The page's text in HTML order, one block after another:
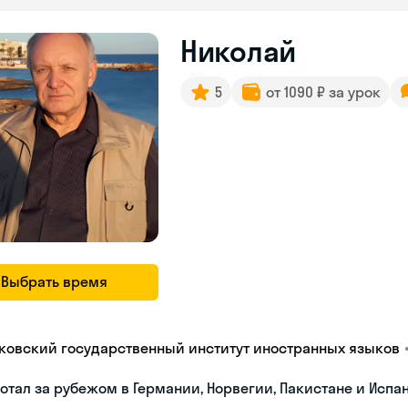
Выбрать время
Николай
5 от 1090 ₽ за урок
государственный институт иностранных языков
за рубежом в Германии, Норвегии, Пакистане и